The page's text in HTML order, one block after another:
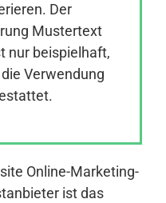
Der
Mustertext
nur beispielhaft,
Verwendung
Online-Marketing-
ist das